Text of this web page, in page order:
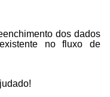
dos dados
no fluxo de